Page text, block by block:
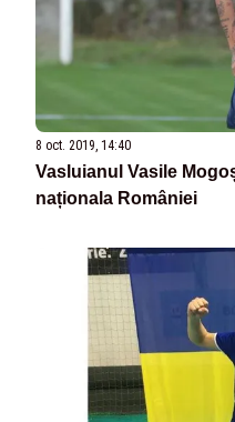
8 oct. 2019, 14:40
Vasluianul Vasile
naționala României